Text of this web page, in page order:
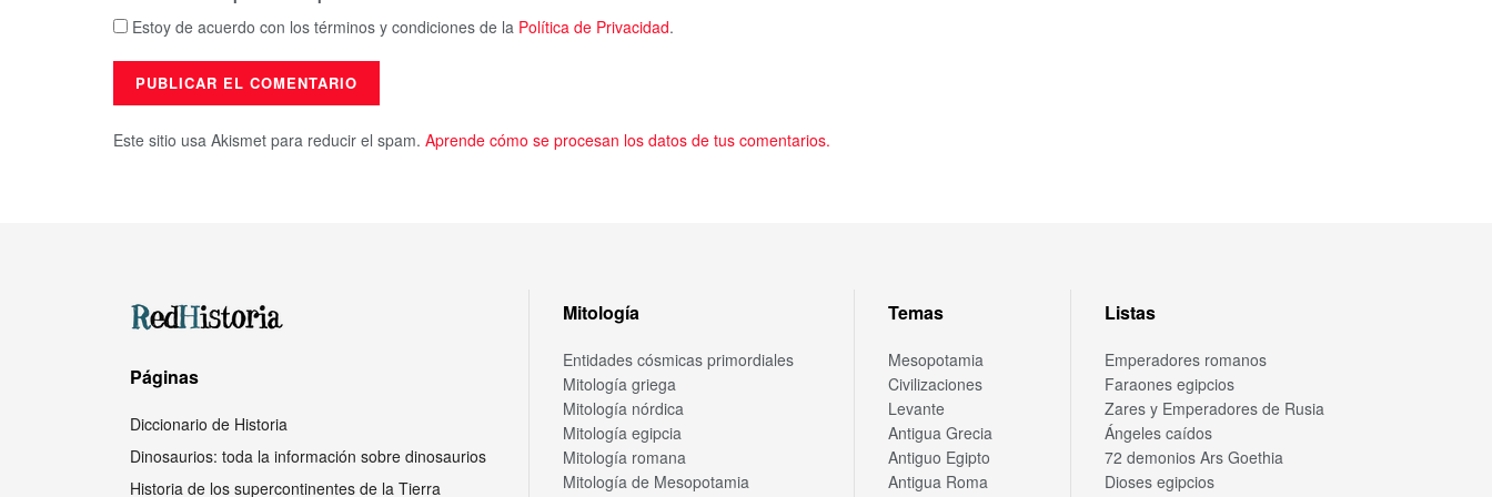
Estoy de acuerdo con los términos y condiciones de la Política de Privacidad.
Este sitio usa Akismet para reducir el spam. Aprende cómo se procesan los datos de tus comentarios.
Páginas
Diccionario de Historia
Dinosaurios: toda la información sobre dinosaurios
Historia de los supercontinentes de la Tierra
Mitología
Entidades cósmicas primordiales
Mitología griega
Mitología nórdica
Mitología egipcia
Mitología romana
Mitología de Mesopotamia
Temas
Mesopotamia
Civilizaciones
Levante
Antigua Grecia
Antiguo Egipto
Antigua Roma
Listas
Emperadores romanos
Faraones egipcios
Zares y Emperadores de Rusia
Ángeles caídos
72 demonios Ars Goethia
Dioses egipcios